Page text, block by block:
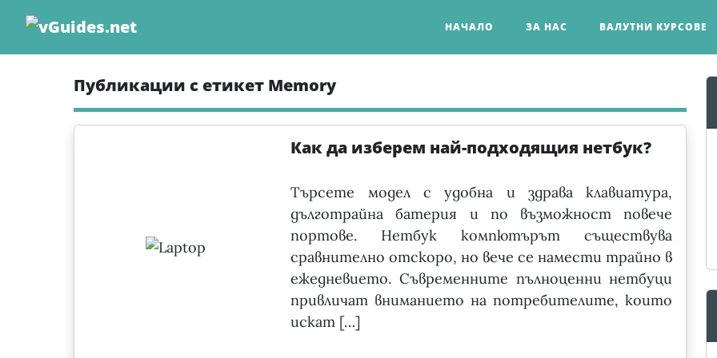
content
НАЧАЛО ЗА НАС ВАЛУТНИ КУРСОВЕ
Публикации с етикет Memory
Как да изберем най-подходящия нетбук?
Търсете модел с удобна и здрава клавиатура,
дълготрайна батерия и по възможност повече
портове. Нетбук компютърът съществува
сравнително отскоро, но вече се намести трайно в
ежедневието. Съвременните пълноценни нетбуци
привличат вниманието на потребителите, които
искат […]